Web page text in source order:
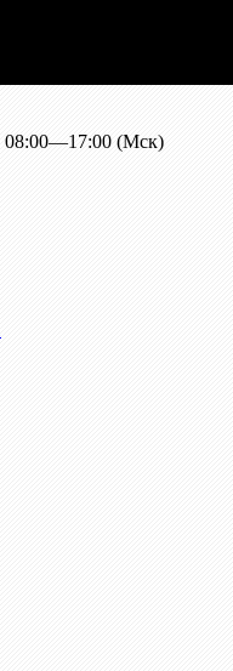
08:00—17:00 (Мск)